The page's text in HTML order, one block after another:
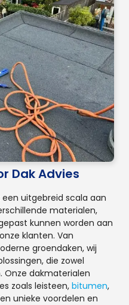
Dak Advies
uitgebreid scala aan
materialen,
kunnen worden aan
klanten. Van
groendaken, wij
die zowel
Onze dakmaterialen
zoals leisteen, bitumen,
unieke voordelen en